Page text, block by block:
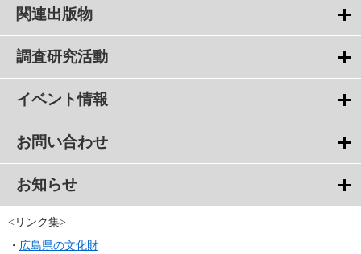
関連出版物
調査研究活動
イベント情報
お問い合わせ
お知らせ
<リンク集>
・ 広島県の文化財